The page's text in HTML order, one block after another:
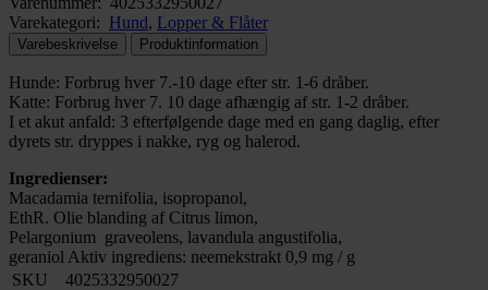
Varekategori: Hund, Lopper & Flåter
Varebeskrivelse Produktinformation
Hunde: Forbrug hver 7.-10 dage efter str. 1-6 dråber.
Katte: Forbrug hver 7. 10 dage afhængig af str. 1-2 dråber.
I et akut anfald: 3 efterfølgende dage med en gang daglig, efter
dyrets str. dryppes i nakke, ryg og halerod.
Ingredienser:
Macadamia ternifolia, isopropanol,
EthR. Olie blanding af Citrus limon,
Pelargonium graveolens, lavandula angustifolia,
geraniol Aktiv ingrediens: neemekstrakt 0,9 mg / g
SKU
4025332950027